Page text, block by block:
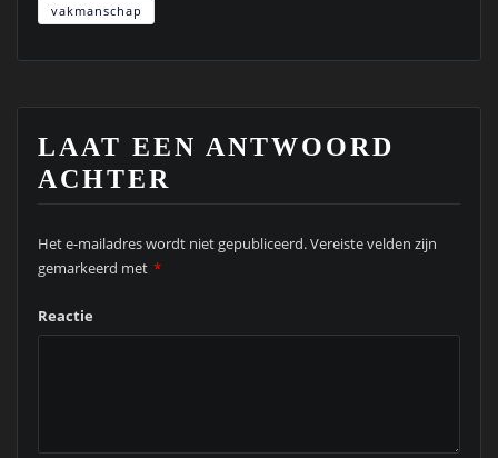
vakmanschap
LAAT EEN ANTWOORD
ACHTER
Het e-mailadres wordt niet gepubliceerd.Vereiste velden zijn
gemarkeerd met *
Reactie